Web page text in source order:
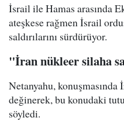
İsrail ile Hamas arasında
ateşkese rağmen İsrail
saldırılarını sürdürüyor.
"İran nükleer silaha
Netanyahu, konuşmasında
değinerek, bu konudaki
söyledi.